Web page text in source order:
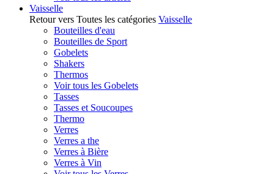
Vaisselle
Retour vers Toutes les catégories Vaisselle
Bouteilles d'eau
Bouteilles de Sport
Gobelets
Shakers
Thermos
Voir tous les Gobelets
Tasses
Tasses et Soucoupes
Thermo
Verres
Verres a the
Verres à Bière
Verres à Vin